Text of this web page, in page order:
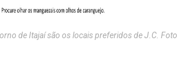
de Itajaí são os locais preferidos de J.C. Foto